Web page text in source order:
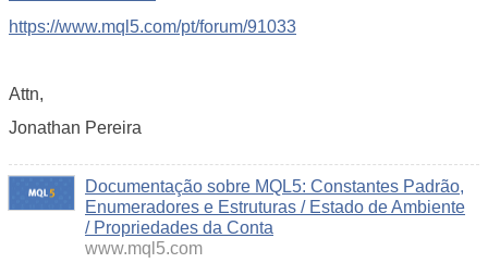
https://www.mql5.com/pt/forum/91033
Attn,
Jonathan Pereira
Documentação sobre MQL5: Constantes Padrão,
Enumeradores e Estruturas / Estado de Ambiente
/ Propriedades da Conta
www.mql5.com